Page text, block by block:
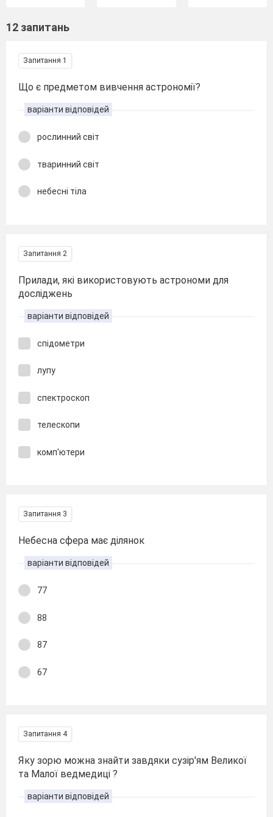
12 запитань
Запитання 1
Що є предметом вивчення астрономії?
варіанти відповідей
рослинний світ
тваринний світ
небесні тіла
Запитання 2
Прилади, які використовують астрономи для
досліджень
варіанти відповідей
спідометри
лупу
спектроскоп
телескопи
комп'ютери
Запитання 3
Небесна сфера має ділянок
варіанти відповідей
77
88
87
67
Запитання 4
Яку зорю можна знайти завдяки сузір'ям Великої
та Малої ведмедиці ?
варіанти відповідей